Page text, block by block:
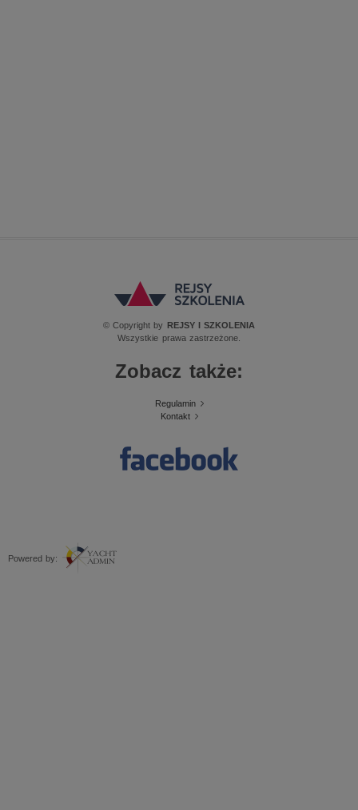
© Copyright by REJSY I SZKOLENIA
Wszystkie prawa zastrzeżone.
Powered by:
Zobacz także:
Regulamin
Kontakt